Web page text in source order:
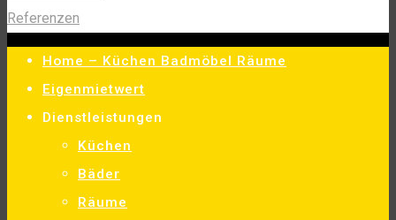
Referenzen
Home – Küchen Badmöbel Räume
Eigenmietwert
Dienstleistungen
Küchen
Bäder
Räume